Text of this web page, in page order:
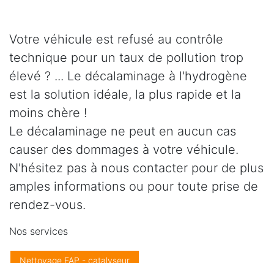
Votre véhicule est refusé au contrôle
technique pour un taux de pollution trop
élevé ? ... Le décalaminage à l'hydrogène
est la solution idéale, la plus rapide et la
moins chère !
Le décalaminage ne peut en aucun cas
causer des dommages à votre véhicule.
N'hésitez pas à nous contacter pour de plus
amples informations ou pour toute prise de
rendez-vous.
Nos services
Nettoyage FAP - catalyseur